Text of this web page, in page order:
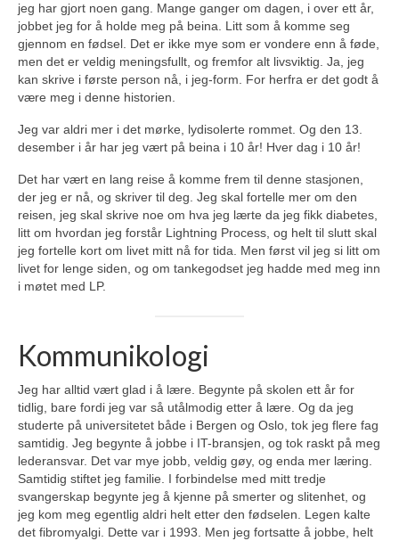
jeg har gjort noen gang. Mange ganger om dagen, i over ett år,
jobbet jeg for å holde meg på beina. Litt som å komme seg
gjennom en fødsel. Det er ikke mye som er vondere enn å føde,
men det er veldig meningsfullt, og fremfor alt livsviktig. Ja, jeg
kan skrive i første person nå, i jeg-form. For herfra er det godt å
være meg i denne historien.
Jeg var aldri mer i det mørke, lydisolerte rommet. Og den 13.
desember i år har jeg vært på beina i 10 år! Hver dag i 10 år!
Det har vært en lang reise å komme frem til denne stasjonen,
der jeg er nå, og skriver til deg. Jeg skal fortelle mer om den
reisen, jeg skal skrive noe om hva jeg lærte da jeg fikk diabetes,
litt om hvordan jeg forstår Lightning Process, og helt til slutt skal
jeg fortelle kort om livet mitt nå for tida. Men først vil jeg si litt om
livet for lenge siden, og om tankegodset jeg hadde med meg inn
i møtet med LP.
Kommunikologi
Jeg har alltid vært glad i å lære. Begynte på skolen ett år for
tidlig, bare fordi jeg var så utålmodig etter å lære. Og da jeg
studerte på universitetet både i Bergen og Oslo, tok jeg flere fag
samtidig. Jeg begynte å jobbe i IT-bransjen, og tok raskt på meg
lederansvar. Det var mye jobb, veldig gøy, og enda mer læring.
Samtidig stiftet jeg familie. I forbindelse med mitt tredje
svangerskap begynte jeg å kjenne på smerter og slitenhet, og
jeg kom meg egentlig aldri helt etter den fødselen. Legen kalte
det fibromyalgi. Dette var i 1993. Men jeg fortsatte å jobbe, helt